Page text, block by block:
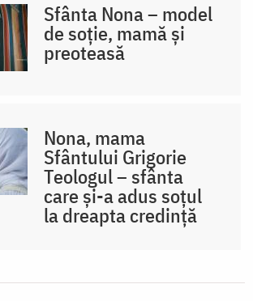
Sfânta Nona – model
de soție, mamă și
preoteasă
Nona, mama
Sfântului Grigorie
Teologul – sfânta
care și-a adus soțul
la dreapta credință